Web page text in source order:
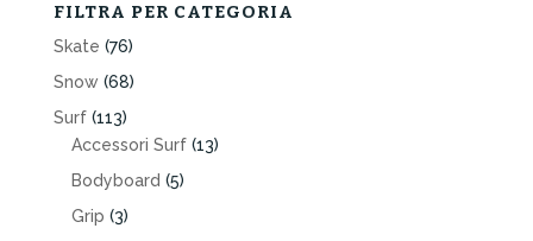
FILTRA PER CATEGORIA
Skate (76)
Snow (68)
Surf (113)
Accessori Surf (13)
Bodyboard (5)
Grip (3)